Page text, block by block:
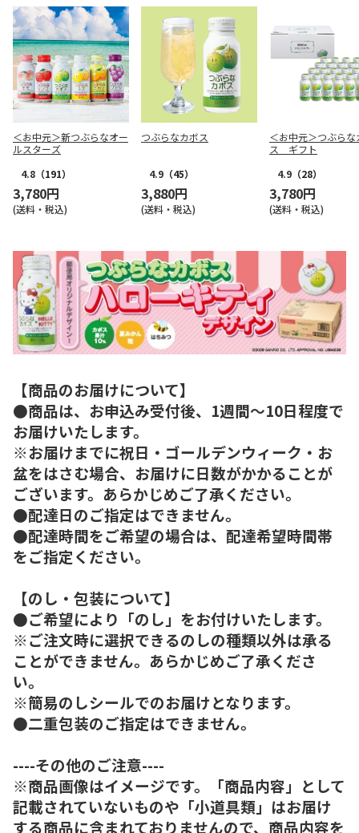
＜お中元＞新つぶらなオー
ルスターズ
4.8 （191）
3,780円
(送料・税込)
つぶらなカボス
4.9 （45）
3,880円
(送料・税込)
＜お中元＞つぶらな
ス ギフト
4.9 （28）
3,780円
(送料・税込)
【商品のお届けについて】
●商品は、お申込み受付後、1週間～10日程度で
お届けいたします。
※お届けまでに祝日・ゴールデンウィーク・お
盆をはさむ場合、お届けに日数がかかることが
ございます。あらかじめご了承ください。
●配達日のご指定はできません。
●配達時間をご希望の場合は、配達希望時間帯
をご指定ください。
【のし・包装について】
●ご希望により「のし」をお付けいたします。
※ご注文時に選択できるのしの種類以外は承る
ことができません。あらかじめご了承くださ
い。
※簡易のしシールでのお届けとなります。
●二重包装のご指定はできません。
----その他のご注意----
※商品画像はイメージです。「商品内容」として
記載されていないものや「小道具類」はお届け
する商品に含まれておりませんので、商品内容を